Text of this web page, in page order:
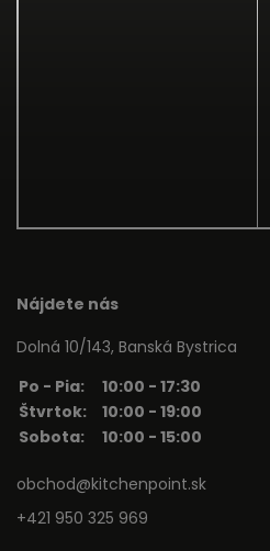
Nájdete nás
Dolná 10/143, Banská Bystrica
Po - Pia:
10:00 - 17:30
Štvrtok:
10:00 - 19:00
Sobota:
10:00 - 15:00
obchod@kitchenpoint.sk
+421 950 325 969